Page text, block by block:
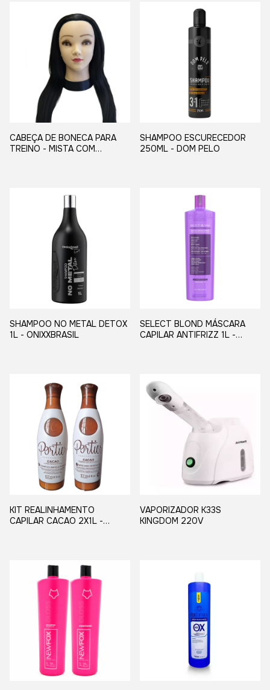
CABEÇA DE BONECA PARA
TREINO - MISTA COM
SHAMPOO ESCURECEDOR
250ML - DOM PELO
SHAMPOO NO METAL DETOX
1L - ONIXXBRASIL
SELECT BLOND MÁSCARA
CAPILAR ANTIFRIZZ 1L -
KIT REALINHAMENTO
CAPILAR CACAO 2X1L -
VAPORIZADOR K33S
KINGDOM 220V